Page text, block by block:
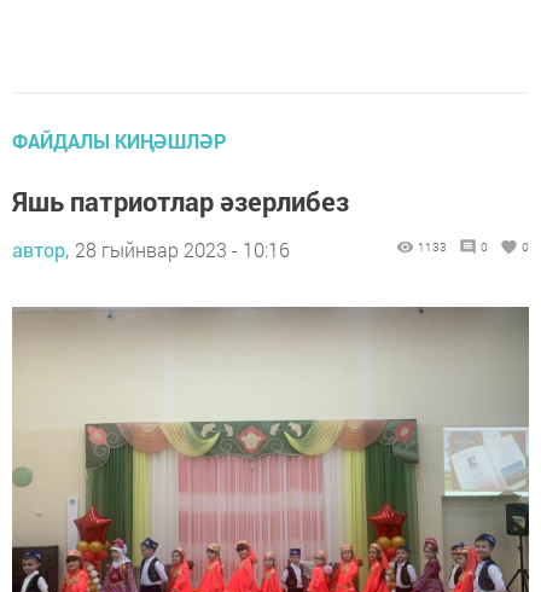
ФАЙДАЛЫ КИҢӘШЛӘР
Яшь патриотлар әзерлибез
автор, 28 гыйнвар 2023 - 10:16 1133 0 0